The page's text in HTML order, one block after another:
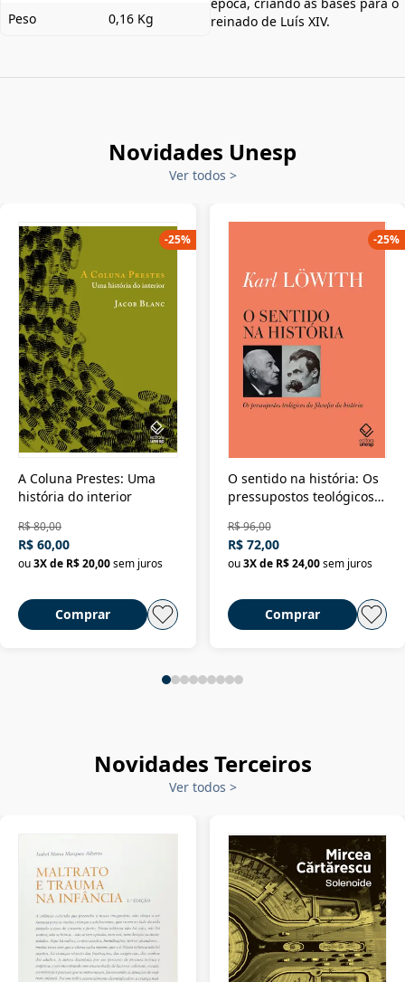
Peso 0,16 Kg
reinado de Luís XIV.
Novidades Unesp
Ver todos >
A Coluna Prestes: Uma
história do interior
R$ 80,00
R$ 60,00
ou3X de R$ 20,00sem juros
Comprar
-25%
O sentido na história: Os
pressupostos teológicos
R$ 96,00
R$ 72,00
ou 3X de R$ 24,00 sem juros
Comprar
-25%
Novidades Terceiros
Ver todos >